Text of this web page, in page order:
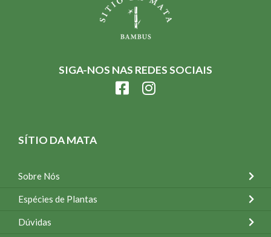
SIGA-NOS NAS REDES SOCIAIS
SÍTIO DA MATA
Sobre Nós
Espécies de Plantas
Dúvidas